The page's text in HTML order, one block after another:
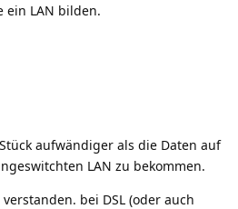
ein LAN bilden.
aufwändiger als die Daten auf
LAN zu bekommen.
bei DSL (oder auch